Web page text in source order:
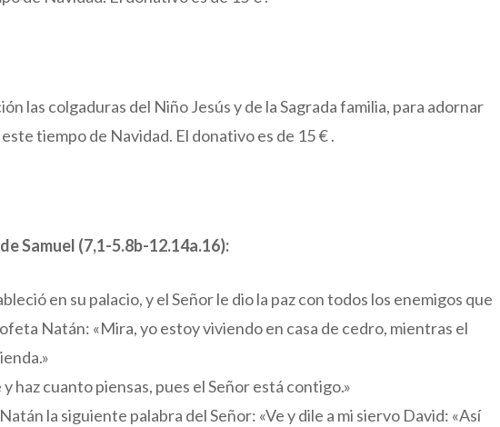
las colgaduras del Niño Jesús y de la Sagrada familia, para adornar
tiempo de Navidad. El donativo es de 15 € .
Samuel (7,1-5.8b-12.14a.16):
en su palacio, y el Señor le dio la paz con todos los enemigos que
Natán: «Mira, yo estoy viviendo en casa de cedro, mientras el
haz cuanto piensas, pues el Señor está contigo.»
la siguiente palabra del Señor: «Ve y dile a mi siervo David: «Así